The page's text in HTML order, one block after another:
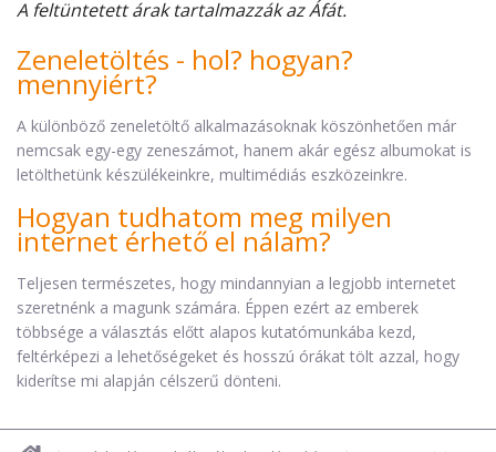
A feltüntetett árak tartalmazzák az Áfát.
Zeneletöltés - hol? hogyan?
mennyiért?
A különböző zeneletöltő alkalmazásoknak köszönhetően már
nemcsak egy-egy zeneszámot, hanem akár egész albumokat is
letölthetünk készülékeinkre, multimédiás eszközeinkre.
Hogyan tudhatom meg milyen
internet érhető el nálam?
Teljesen természetes, hogy mindannyian a legjobb internetet
szeretnénk a magunk számára. Éppen ezért az emberek
többsége a választás előtt alapos kutatómunkába kezd,
feltérképezi a lehetőségeket és hosszú órákat tölt azzal, hogy
kiderítse mi alapján célszerű dönteni.